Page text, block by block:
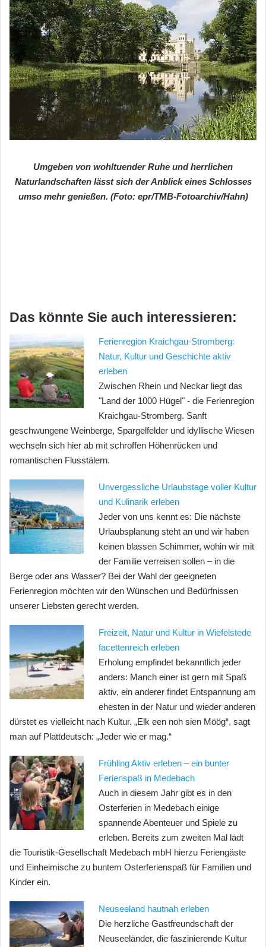
Umgeben von wohltuender Ruhe und herrlichen
Naturlandschaften lässt sich der Anblick eines Schlosses
umso mehr genießen. (Foto: epr/TMB-Fotoarchiv/Hahn)
Das könnte Sie auch interessieren:
Ferienregion Kraichgau-Stromberg:
Natur, Kultur und Geschichte aktiv
erleben
Zwischen Rhein und Neckar liegt das
"Land der 1000 Hügel" - die Ferienregion
Kraichgau-Stromberg. Sanft
geschwungene Weinberge, Spargelfelder und idyllische Wiesen
wechseln sich hier ab mit schroffen Höhenrücken und
romantischen Flusstälern.
Unvergessliche Urlaubstage voller Kultur
und Kulinarik erleben
Jeder von uns kennt es: Die nächste
Urlaubsplanung steht an und wir haben
keinen blassen Schimmer, wohin wir mit
der Familie verreisen sollen – in die
Berge oder ans Wasser? Bei der Wahl der geeigneten
Ferienregion möchten wir den Wünschen und Bedürfnissen
unserer Liebsten gerecht werden.
Freizeit, Natur und Kultur in Wiefelstede
facettenreich erleben
Erholung empfindet bekanntlich jeder
anders: Manch einer ist gern mit Spaß
aktiv, ein anderer findet Entspannung am
ehesten in der Natur und wieder anderen
dürstet es vielleicht nach Kultur. „Elk een noh sien Möög“, sagt
man auf Plattdeutsch: „Jeder wie er mag.“
Frühling Aktiv erleben – ein bunter
Ferienspaß in Medebach
Auch in diesem Jahr gibt es in den
Osterferien in Medebach einige
spannende Abenteuer und Spiele zu
erleben. Bereits zum zweiten Mal lädt
die Touristik-Gesellschaft Medebach mbH hierzu Feriengäste
und Einheimische zu buntem Osterferienspaß für Familien und
Kinder ein.
Neuseeland hautnah erleben
Die herzliche Gastfreundschaft der
Neuseeländer, die faszinierende Kultur